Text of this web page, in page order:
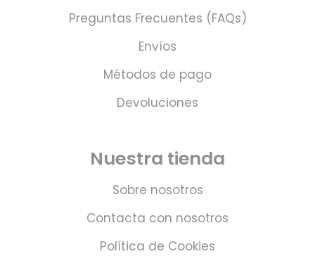
Preguntas Frecuentes (FAQs)
Envíos
Métodos de pago
Devoluciones
Nuestra tienda
Sobre nosotros
Contacta con nosotros
Política de Cookies